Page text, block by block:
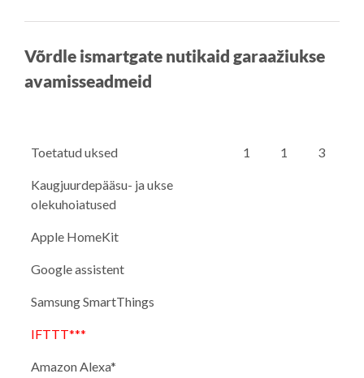
Võrdle ismartgate nutikaid garaažiukse
avamisseadmeid
Toetatud uksed 1 1 3
Kaugjuurdepääsu- ja ukse
olekuhoiatused
Apple HomeKit
Google assistent
Samsung SmartThings
IFTTT***
Amazon Alexa*